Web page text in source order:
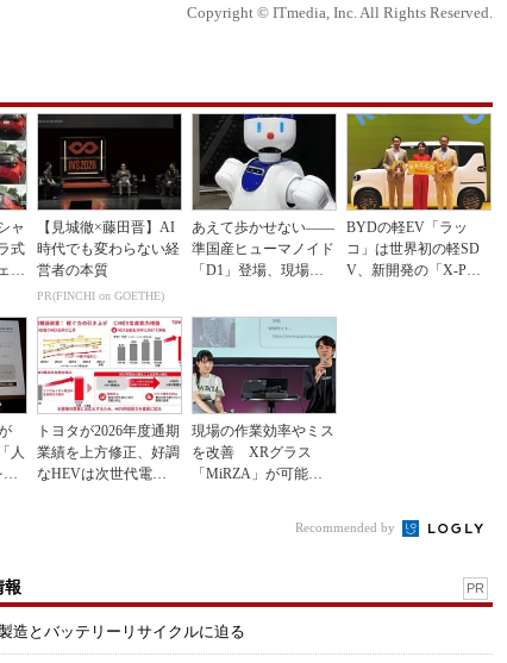
Copyright © ITmedia, Inc. All Rights Reserved.
ャ
式
ア
【見城徹×藤田晋】AI
時代でも変わらない経
営者の本質
PR(FINCHI on GOETHE)
あえて歩かせない――
準国産ヒューマノイド
「D1」登場、現場稼
BYDの軽EV「ラッ
コ」は世界初の軽SD
V、新開発の「X-PAC
人
トヨタが2026年度通期
業績を上方修正、好調
なHEVは次世代電池
現場の作業効率やミス
を改善 XRグラス
「MiRZA」が可能に
Recommended by
報 PR
造とバッテリーリサイクルに迫る